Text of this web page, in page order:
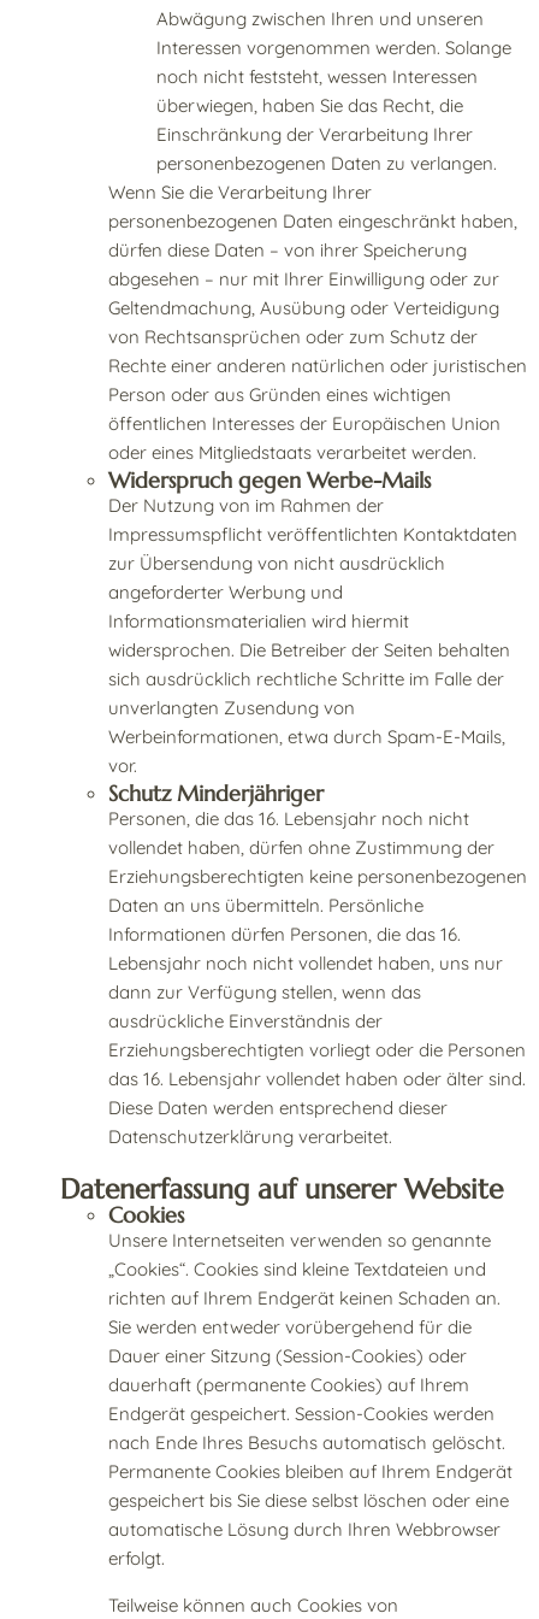
Abwägung zwischen Ihren und unseren
Interessen vorgenommen werden. Solange
noch nicht feststeht, wessen Interessen
überwiegen, haben Sie das Recht, die
Einschränkung der Verarbeitung Ihrer
personenbezogenen Daten zu verlangen.
Wenn Sie die Verarbeitung Ihrer
personenbezogenen Daten eingeschränkt haben,
dürfen diese Daten – von ihrer Speicherung
abgesehen – nur mit Ihrer Einwilligung oder zur
Geltendmachung, Ausübung oder Verteidigung
von Rechtsansprüchen oder zum Schutz der
Rechte einer anderen natürlichen oder juristischen
Person oder aus Gründen eines wichtigen
öffentlichen Interesses der Europäischen Union
oder eines Mitgliedstaats verarbeitet werden.
Widerspruch gegen Werbe-Mails
Der Nutzung von im Rahmen der
Impressumspflicht veröffentlichten Kontaktdaten
zur Übersendung von nicht ausdrücklich
angeforderter Werbung und
Informationsmaterialien wird hiermit
widersprochen. Die Betreiber der Seiten behalten
sich ausdrücklich rechtliche Schritte im Falle der
unverlangten Zusendung von
Werbeinformationen, etwa durch Spam-E-Mails,
vor.
Schutz Minderjähriger
Personen, die das 16. Lebensjahr noch nicht
vollendet haben, dürfen ohne Zustimmung der
Erziehungsberechtigten keine personenbezogenen
Daten an uns übermitteln. Persönliche
Informationen dürfen Personen, die das 16.
Lebensjahr noch nicht vollendet haben, uns nur
dann zur Verfügung stellen, wenn das
ausdrückliche Einverständnis der
Erziehungsberechtigten vorliegt oder die Personen
das 16. Lebensjahr vollendet haben oder älter sind.
Diese Daten werden entsprechend dieser
Datenschutzerklärung verarbeitet.
Datenerfassung auf unserer Website
Cookies
Unsere Internetseiten verwenden so genannte
„Cookies“. Cookies sind kleine Textdateien und
richten auf Ihrem Endgerät keinen Schaden an.
Sie werden entweder vorübergehend für die
Dauer einer Sitzung (Session-Cookies) oder
dauerhaft (permanente Cookies) auf Ihrem
Endgerät gespeichert. Session-Cookies werden
nach Ende Ihres Besuchs automatisch gelöscht.
Permanente Cookies bleiben auf Ihrem Endgerät
gespeichert bis Sie diese selbst löschen oder eine
automatische Lösung durch Ihren Webbrowser
erfolgt.
Teilweise können auch Cookies von